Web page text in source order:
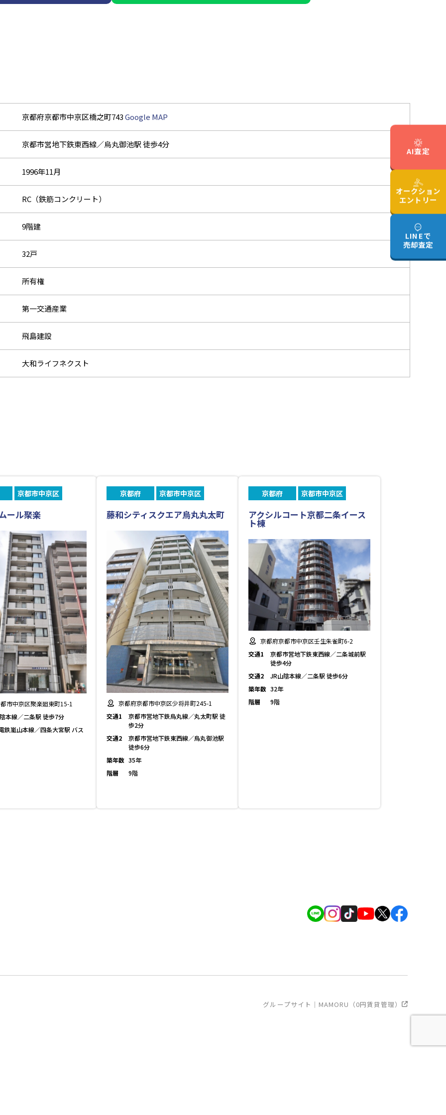
京都府京都市中京区橋之町743Google MAP
京都市営地下鉄東西線／烏丸御池駅 徒歩4分
1996年11月
RC（鉄筋コンクリート）
9階建
32戸
所有権
第一交通産業
飛島建設
大和ライフネクスト
京都市中京区
ール聚楽
市中京区聚楽廻東町15-1
本線／二条駅 徒歩7分
鉄嵐山本線／四条大宮駅 バス
京都府 京都市中京区
藤和シティスクエア烏丸丸太町
京都府京都市中京区少将井町245-1
交通1
京都市営地下鉄烏丸線／丸太町駅 徒
歩2分
交通2
京都市営地下鉄東西線／烏丸御池駅
徒歩6分
築年数 35年
階層
9階
京都府 京都市中京区
アクシルコート京都二条イース
ト棟
京都府京都市中京区壬生朱雀町6-2
交通1
京都市営地下鉄東西線／二条城前駅
徒歩4分
交通2
JR山陰本線／二条駅 徒歩6分
築年数 32年
階層
9階
AI査定
オークション
エントリー
LINEで
売却査定
グループサイト｜MAMORU（0円賃貸管理）